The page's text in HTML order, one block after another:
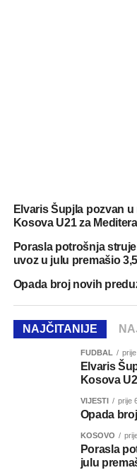
Elvaris Šupjla pozvan
Kosova U21 za
Porasla potrošnja
uvoz u julu premašio
Opada broj novih
NAJČITANIJE
FUDBAL
Elvaris
Kosova
VIJESTI prije
Opada
KOSOVO
Porasla
julu